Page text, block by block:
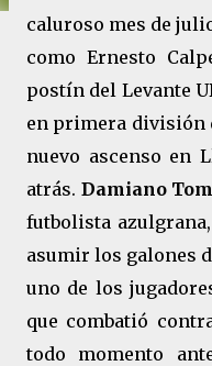
caluroso mes de
como Ernesto
postín del Levante
en primera división
nuevo ascenso en
atrás. Damiano
futbolista
asumir los galones
uno de los
que combatió
todo momento